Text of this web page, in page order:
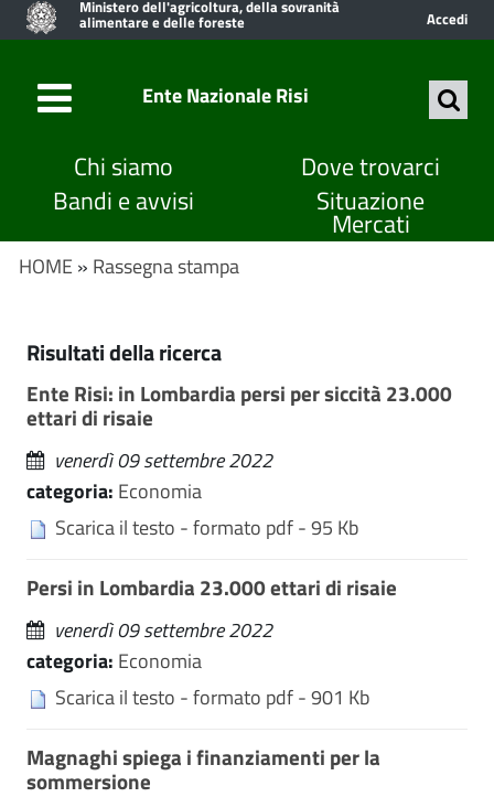
Ministero dell'agricoltura, della sovranità
alimentare e delle foreste Accedi
Ente Nazionale Risi
Chi siamo
Dove trovarci
Bandi e avvisi
Situazione
Mercati
HOME » Rassegna stampa
Risultati della ricerca
Ente Risi: in Lombardia persi per siccità 23.000
ettari di risaie
venerdì 09 settembre 2022
categoria: Economia
Scarica il testo - formato pdf - 95 Kb
Persi in Lombardia 23.000 ettari di risaie
venerdì 09 settembre 2022
categoria: Economia
Scarica il testo - formato pdf - 901 Kb
Magnaghi spiega i finanziamenti per la
sommersione